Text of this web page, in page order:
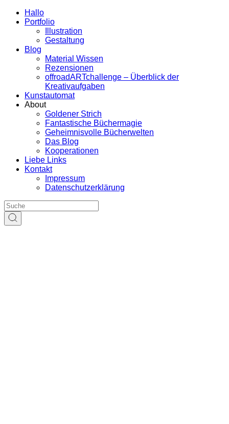
Hallo
Portfolio
Illustration
Gestaltung
Blog
Material Wissen
Rezensionen
offroadARTchallenge – Überblick der
Kreativaufgaben
Kunstautomat
About
Goldener Strich
Fantastische Büchermagie
Geheimnisvolle Bücherwelten
Das Blog
Kooperationen
Liebe Links
Kontakt
Impressum
Datenschutzerklärung